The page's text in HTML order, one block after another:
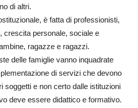
di altri.
è fatta di professionisti,
crescita personale, sociale e
ragazze e ragazzi.
delle famiglie vanno inquadrate
di servizi che devono
soggetti e non certo dalle istituzioni
deve essere didattico e formativo.